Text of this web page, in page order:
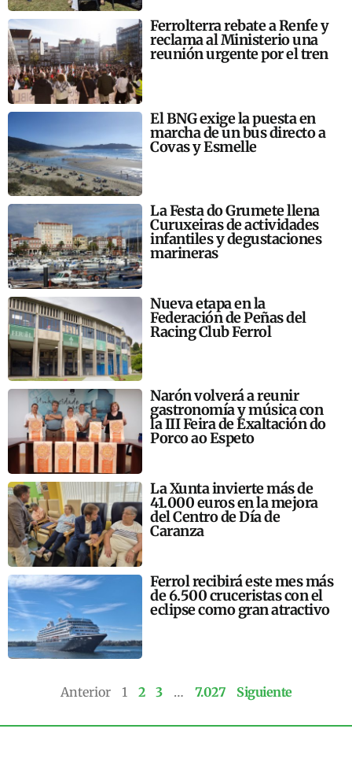
Ferrolterra rebate a Renfe y
reclama al Ministerio una
reunión urgente por el tren
El BNG exige la puesta en
marcha de un bus directo a
Covas y Esmelle
La Festa do Grumete llena
Curuxeiras de actividades
infantiles y degustaciones
marineras
Nueva etapa en la
Federación de Peñas del
Racing Club Ferrol
Narón volverá a reunir
gastronomía y música con
la III Feira de Exaltación do
Porco ao Espeto
La Xunta invierte más de
41.000 euros en la mejora
del Centro de Día de
Caranza
Ferrol recibirá este mes más
de 6.500 cruceristas con el
eclipse como gran atractivo
Anterior 1 2 3 … 7.027 Siguiente